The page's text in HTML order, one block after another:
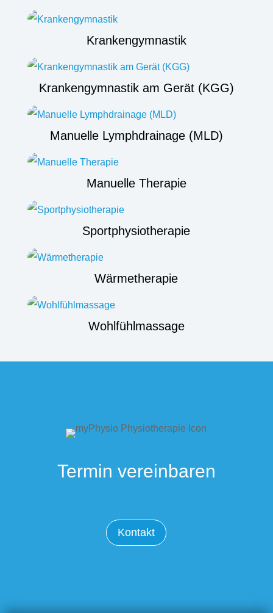
Krankengymnastik
Krankengymnastik am Gerät (KGG)
Manuelle Lymphdrainage (MLD)
Manuelle Therapie
Sportphysiotherapie
Wärmetherapie
Wohlfühlmassage
Termin vereinbaren
Kontakt